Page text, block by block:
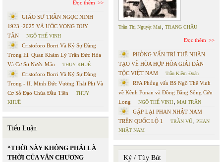
Đọc thêm
GIÁO SƯ TRẦN NGỌC NINH
1923 -2025 VÀ ƯỚC VỌNG DUY
TÂN
NGÔ THẾ VINH
Cristoforo Borri Và Ký Sự Đàng
Trong Iii. Quan Khám Lý Trần Đức Hòa
Và Cơ Sở Nước Mặn
THỤY KHUÊ
Cristoforo Borri Và Ký Sự Đàng
Trong - II. Minh Đức Vương Thái Phi Và
Cơ Sở Đạo Chúa Đầu Tiên
THỤY
KHUÊ
Tiểu Luận
“THỜI NÀY KHÔNG PHẢI LÀ
THỜI CỦA VĂN CHƯƠNG
Trần Thị Nguyệt Mai TRANG CHÂU
Đọc thêm
PHỎNG VẤN TRÍ TUỆ NHÂN
TẠO VỀ HÒA HỢP HÒA GIẢI DÂN
TỘC VIỆT NAM
Trần Kiêm Đoàn
RFA Phỏng vấn BS Ngô Thế Vinh
về Kênh Funan và Đồng Bằng Sông Cửu
Long
NGÔ THẾ VINH MAI TRẦN
GẶP LẠI PHAN NHẬT NAM
TRÊN QUỐC LỘ 1
TRẦN VŨ
PHAN
NHẬT NAM
Ký / Tùy Bút